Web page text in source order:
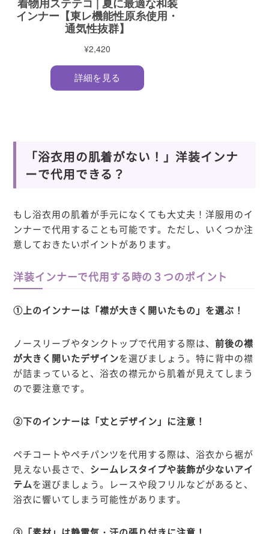
「浴衣用の肌着がない！」洋装インナ
ーで代用できる？
もし浴衣用の肌着が手元になくても大丈夫！洋服用のイ
ンナーで代用することも可能です。ただし、いくつか注
意しておきたいポイントがあります。
洋装インナーで代用する時の３つのポイント
①上のインナーは「襟が大きく開いたもの」を選ぶ！
ノースリーブやタンクトップで代用する際は、前後の襟
が大きく開いたデザインを選びましょう。特に背中の襟
が詰まっていると、浴衣の襟元から肌着が見えてしまう
ので要注意です。
②下のインナーは「丈とデザイン」に注意！
ペチコートやペチパンツを代用する際は、浴衣から裾が
見えない長さで、 シームレスタイプや装飾が少ないアイ
テムを選びましょう。レースや段フリルなどがあると、
浴衣に響いてしまう可能性があります。